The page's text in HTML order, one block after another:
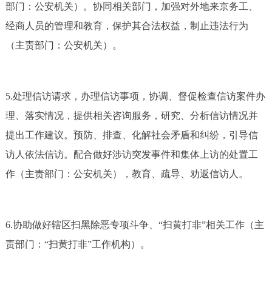
部门：公安机关）。协同相关部门，加强对外地来京务工、
经商人员的管理和教育，保护其合法权益，制止违法行为
（主责部门：公安机关）。
5.处理信访请求，办理信访事项，协调、督促检查信访案件办
理、落实情况，提供相关咨询服务，研究、分析信访情况并
提出工作建议。预防、排查、化解社会矛盾和纠纷，引导信
访人依法信访。配合做好涉访突发事件和集体上访的处置工
作（主责部门：公安机关），教育、疏导、劝返信访人。
6.协助做好辖区扫黑除恶专项斗争、“扫黄打非”相关工作（主
责部门：“扫黄打非”工作机构）。